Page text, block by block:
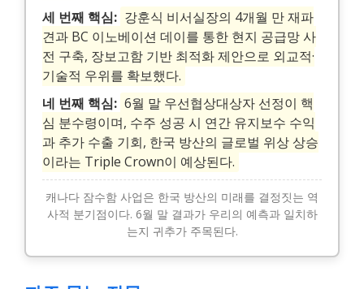
세 번째 핵심: 강훈식 비서실장의 4개월 만 재파
견과 BC 이노베이션 데이를 통한 현지 공급망 사
전 구축, 장보고함 기반 최적화 제안으로 외교적·
기술적 우위를 확보했다.
네 번째 핵심: 6월 말 우선협상대상자 선정이 핵
심 분수령이며, 수주 성공 시 연간 유지보수 수익
과 추가 수출 기회, 한국 방산의 글로벌 위상 상승
이라는 Triple Crown이 예상된다.
캐나다 잠수함 사업은 한국 방산의 미래를 결정짓는 역
사적 분기점이다. 6월 말 결과가 우리의 예측과 일치하
는지 귀추가 주목된다.